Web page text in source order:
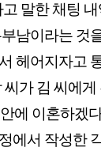
말한 채팅 내
남이라는 것
헤어지자고
씨가 김 씨에
에 이혼하겠
에서 작성한